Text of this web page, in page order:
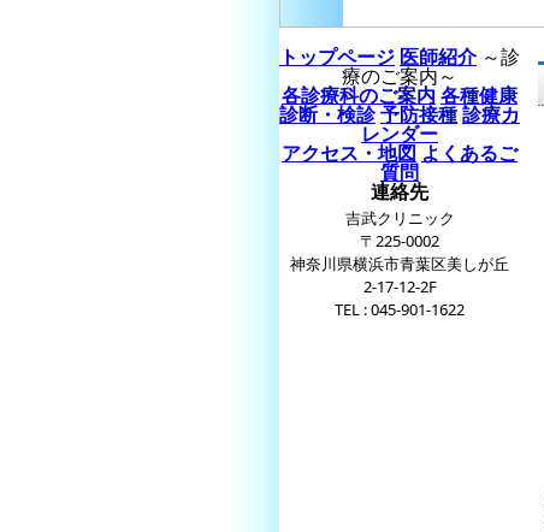
トップページ 医師紹介 ～診
療のご案内～
各診療科のご案内 各種健康
診断・検診予防接種診療カ
レンダー
アクセス・地図 よくあるご
質問
連絡先
吉武クリニック
〒225-0002
神奈川県横浜市青葉区美しが丘
2-17-12-2F
TEL : 045-901-1622